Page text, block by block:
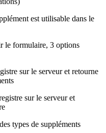
est utilisable dans le
le formulaire, 3 options
sur le serveur et retourne
sur le serveur et
types de suppléments